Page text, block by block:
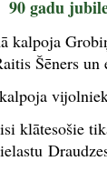
90 gadu
kalpoja
Šēners
klātesošie